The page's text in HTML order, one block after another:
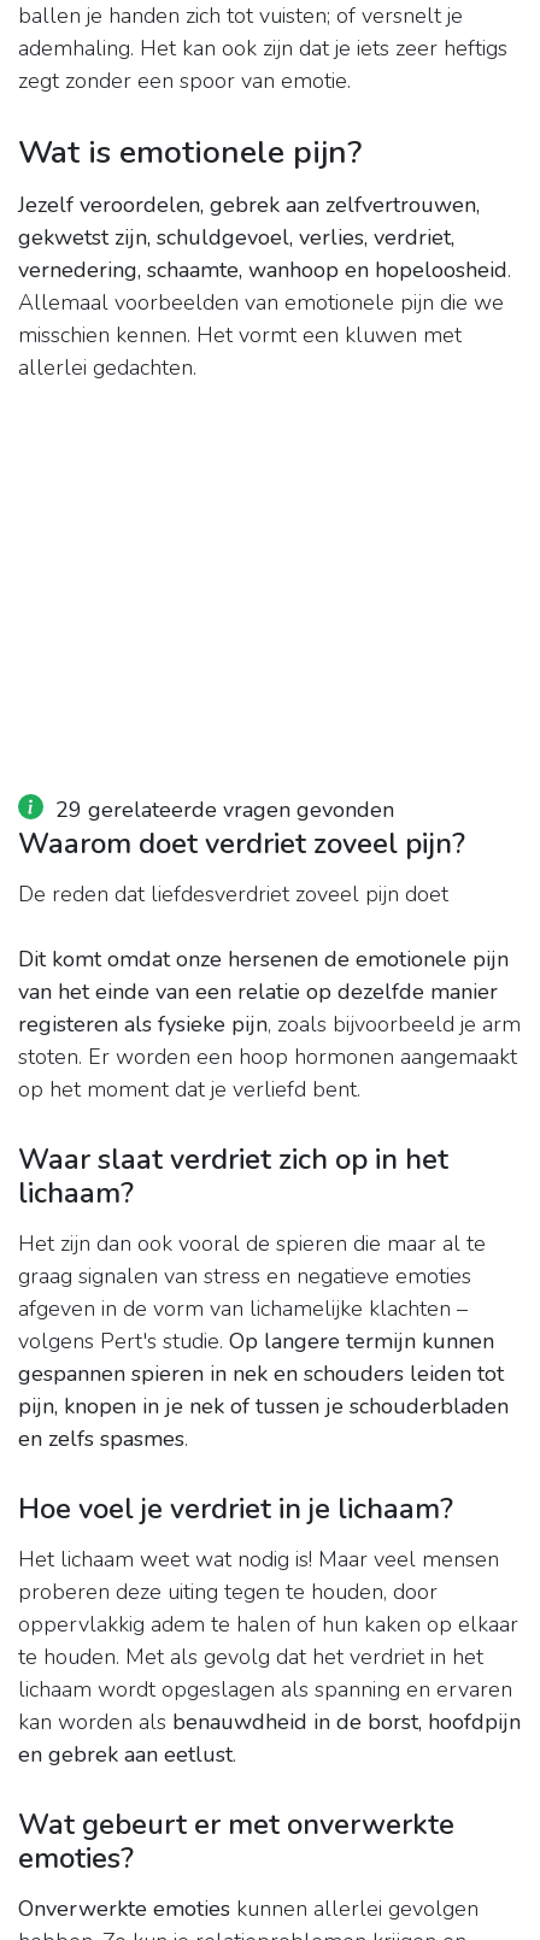
ballen je handen zich tot vuisten; of versnelt je
ademhaling. Het kan ook zijn dat je iets zeer heftigs
zegt zonder een spoor van emotie.
Wat is emotionele pijn?
Jezelf veroordelen, gebrek aan zelfvertrouwen,
gekwetst zijn, schuldgevoel, verlies, verdriet,
vernedering, schaamte, wanhoop en hopeloosheid.
Allemaal voorbeelden van emotionele pijn die we
misschien kennen. Het vormt een kluwen met
allerlei gedachten.
29 gerelateerde vragen gevonden
Waarom doet verdriet zoveel pijn?
De reden dat liefdesverdriet zoveel pijn doet
Dit komt omdat onze hersenen de emotionele pijn
van het einde van een relatie op dezelfde manier
registeren als fysieke pijn, zoals bijvoorbeeld je arm
stoten. Er worden een hoop hormonen aangemaakt
op het moment dat je verliefd bent.
Waar slaat verdriet zich op in het
lichaam?
Het zijn dan ook vooral de spieren die maar al te
graag signalen van stress en negatieve emoties
afgeven in de vorm van lichamelijke klachten –
volgens Pert's studie. Op langere termijn kunnen
gespannen spieren in nek en schouders leiden tot
pijn, knopen in je nek of tussen je schouderbladen
en zelfs spasmes.
Hoe voel je verdriet in je lichaam?
Het lichaam weet wat nodig is! Maar veel mensen
proberen deze uiting tegen te houden, door
oppervlakkig adem te halen of hun kaken op elkaar
te houden. Met als gevolg dat het verdriet in het
lichaam wordt opgeslagen als spanning en ervaren
kan worden als benauwdheid in de borst, hoofdpijn
en gebrek aan eetlust.
Wat gebeurt er met onverwerkte
emoties?
Onverwerkte emoties kunnen allerlei gevolgen